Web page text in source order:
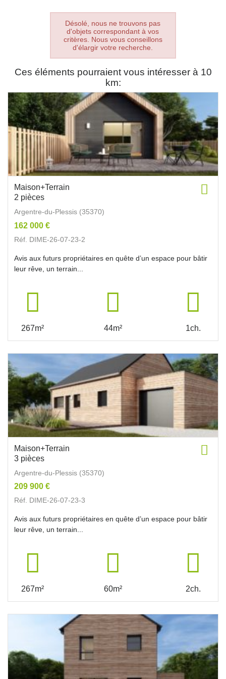
Désolé, nous ne trouvons pas
d'objets correspondant à vos
critères. Nous vous conseillons
d'élargir votre recherche.
Ces éléments pourraient vous intéresser à 10
km:
Maison+Terrain
2 pièces
Argentre-du-Plessis (35370)
162 000 €
Réf. DIME-26-07-23-2
Avis aux futurs propriétaires en quête d’un espace pour bâtir
leur rêve, un terrain...
267m² 44m² 1ch.
Maison+Terrain
3 pièces
Argentre-du-Plessis (35370)
209 900 €
Réf. DIME-26-07-23-3
Avis aux futurs propriétaires en quête d’un espace pour bâtir
leur rêve, un terrain...
267m² 60m² 2ch.